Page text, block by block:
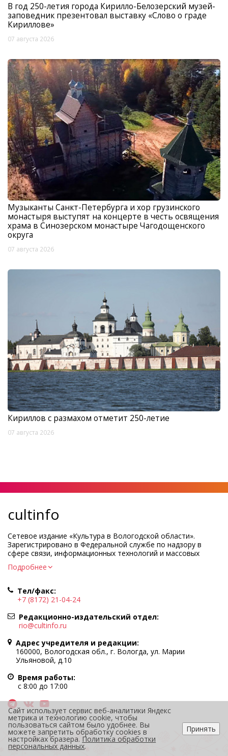
В год 250-летия города Кирилло-Белозерский музей-
заповедник презентовал выставку «Слово о граде
Кириллове»
07 августа 2026
Музыканты Санкт-Петербурга и хор грузинского
монастыря выступят на концерте в честь освящения
храма в Синозерском монастыре Чагодощенского
округа
07 августа 2026
Кириллов с размахом отметит 250-летие
07 августа 2026
cultinfo
Сетевое издание «Культура в Вологодской области».
Зарегистрировано в Федеральной службе по надзору в
сфере связи, информационных технологий и массовых
коммуникаций.
Регистрационный номер и дата принятия решения о
Учредитель КУ ВО «Информационно-аналитический центр
культуры»
Адрес учредителя и редакции: 160000, Вологодская обл., г.
Вологда, ул. Марии Ульяновой, д.10
Главный редактор — Легчанова Елена Григорьевна
Политика в отношении обработки персональных данных
При полном или частичном использовании информации
портала гиперссылка на cultinfo.ru обязательна.
Редакция не несет ответственности за достоверность
информации, содержащейся в рекламных объявлениях.
12+
Подробнее
Тел/факс:
+7 (8172) 21-04-24
Редакционно-издательский отдел:
rio@cultinfo.ru
Адрес учредителя и редакции:
160000, Вологодская обл., г. Вологда, ул. Марии
Ульяновой, д.10
Время работы:
с 8:00 до 17:00
Сайт использует сервис веб-аналитики Яндекс
метрика и технологию cookie, чтобы
пользоваться сайтом было удобнее. Вы
можете запретить обработку cookies в
настройках бразера. Политика обработки
персональных данных.
Принять